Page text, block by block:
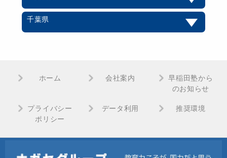
千葉県
ホーム 会社案内
早稲田塾から
のお知らせ
プライバシー
ポリシー
データ利用 推奨環境